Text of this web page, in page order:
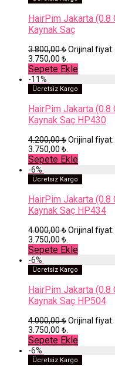
HairPim Jakarta (0.8
Kaynak Saç
3.800,00₺Orijinal fiyat:
3.750,00 ₺.
Sepete Ekle
-11%
Ücretsiz Kargo
HairPim Jakarta (0.8
Kaynak Saç HP430
4.200,00₺Orijinal fiyat:
3.750,00 ₺.
Sepete Ekle
-6%
Ücretsiz Kargo
HairPim Jakarta (0.8
Kaynak Saç HP434
4.000,00₺Orijinal fiyat:
3.750,00 ₺.
Sepete Ekle
-6%
Ücretsiz Kargo
HairPim Jakarta (0.8
Kaynak Saç HP504
4.000,00₺Orijinal fiyat:
3.750,00 ₺.
Sepete Ekle
-6%
Ücretsiz Kargo